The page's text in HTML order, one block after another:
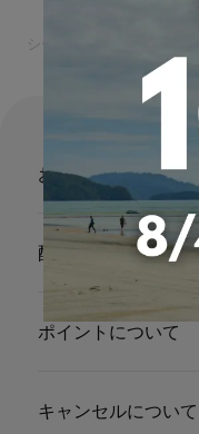
シートカバーの専門店カ
お支払い
配送・送料
ポイントについて
キャンセルについて